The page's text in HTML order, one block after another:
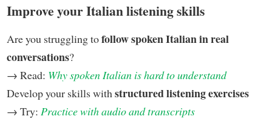
Improve your Italian listening skills
Are you struggling tofollow spoken Italian in real
conversations?
→ Read: Why spoken Italian is hard to understand
Develop your skills with structured listening exercises
→ Try: Practice with audio and transcripts